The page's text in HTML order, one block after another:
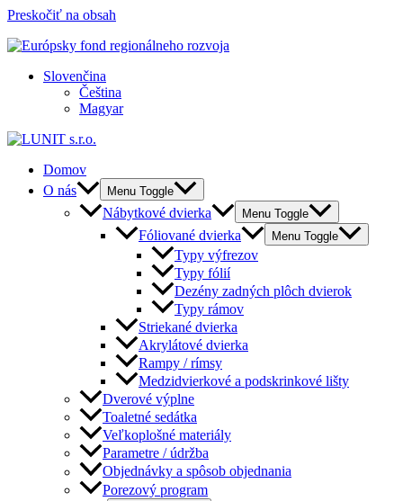
Preskočiť na obsah
Slovenčina
Čeština
Magyar
Domov
O nás
Menu Toggle
Nábytkové dvierka Menu Toggle
Fóliované dvierka Menu Toggle
Typy výfrezov
Typy fólií
Dezény zadných plôch dvierok
Typy rámov
Striekané dvierka
Akrylátové dvierka
Rampy / rímsy
Medzidvierkové a podskrinkové lišty
Dverové výplne
Toaletné sedátka
Veľkoplošné materiály
Parametre / údržba
Objednávky a spôsob objednania
Porezový program